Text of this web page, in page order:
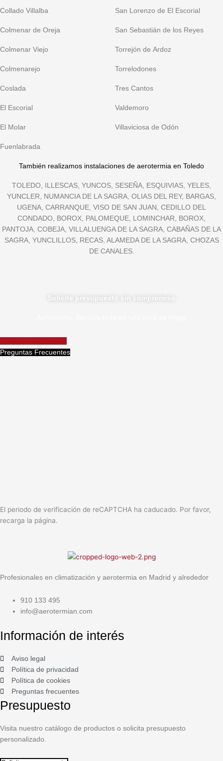
Collado Villalba
Colmenar de Oreja
Colmenar Viejo
Colmenarejo
Coslada
El Escorial
El Molar
Fuenlabrada
San Lorenzo de El Escorial
San Sebastián de los Reyes
Torrejón de Ardoz
Torrelodones
Tres Cantos
Valdemoro
Villaviciosa de Odón
También realizamos instalaciones de aerotermia en Toledo
TOLEDO, ILLESCAS, YUNCOS, SESEÑA, ESQUIVIAS, YELES,
YUNCLER, NUMANCIA DE LA SAGRA, OLIAS DEL REY, BARGAS,
UGENA, CARRANQUE, VISO DE SAN JUAN, CEDILLO DEL
CONDADO, BOROX, PALOMEQUE, LOMINCHAR, BOROX,
PANTOJA, COBEJA, VILLALUENGA DE LA SAGRA, CABAÑAS DE LA
SAGRA, YUNCLILLOS, RECAS, ALAMEDA DE LA SAGRA, CHOZAS
DE CANALES.
Solicite presupuesto sin compromiso
Preguntas Frecuentes
El periodo de verificación de reCAPTCHA ha caducado. Por favor,
recarga la página.
Profesionales en climatización y aerotermia en Madrid y alrededor
910 133 495
info@aerotermian.com
Información de interés
Aviso legal
Política de privacidad
Política de cookies
Preguntas frecuentes
Presupuesto
Visita nuestro catálogo de productos o solicita presupuesto
personalizado.